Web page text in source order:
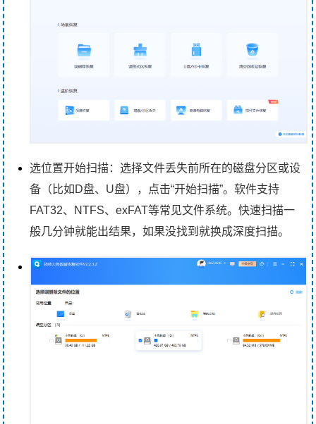
选位置开始扫描：选择文件丢失前所在的磁盘分区或设
备（比如D盘、U盘），点击“开始扫描”。软件支持
FAT32、NTFS、exFAT等常见文件系统。快速扫描一
般几分钟就能出结果，如果没找到就换成深度扫描。